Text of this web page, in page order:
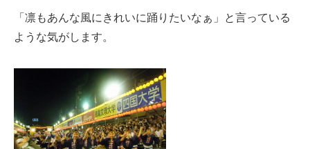
「凛もあんな風にきれいに踊りたいなぁ」と言っている
ような気がします。